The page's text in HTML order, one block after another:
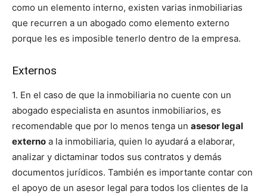
como un elemento interno, existen varias inmobiliarias
que recurren a un abogado como elemento externo
porque les es imposible tenerlo dentro de la empresa.
Externos
1. En el caso de que la inmobiliaria no cuente con un
abogado especialista en asuntos inmobiliarios, es
recomendable que por lo menos tenga un asesor legal
externo a la inmobiliaria, quien lo ayudará a elaborar,
analizar y dictaminar todos sus contratos y demás
documentos jurídicos. También es importante contar con
el apoyo de un asesor legal para todos los clientes de la